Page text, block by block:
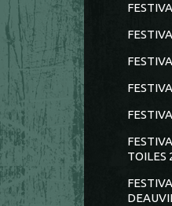
TOILES